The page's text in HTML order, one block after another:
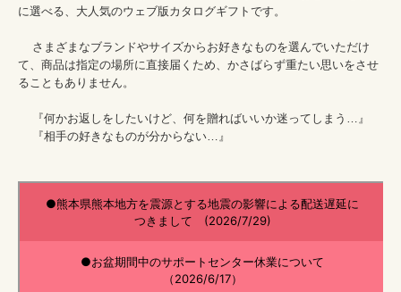
に選べる、大人気のウェブ版カタログギフトです。
て、商品は指定の場所に直接届くため、かさばらず重たい思いをさせ
ることもありません。